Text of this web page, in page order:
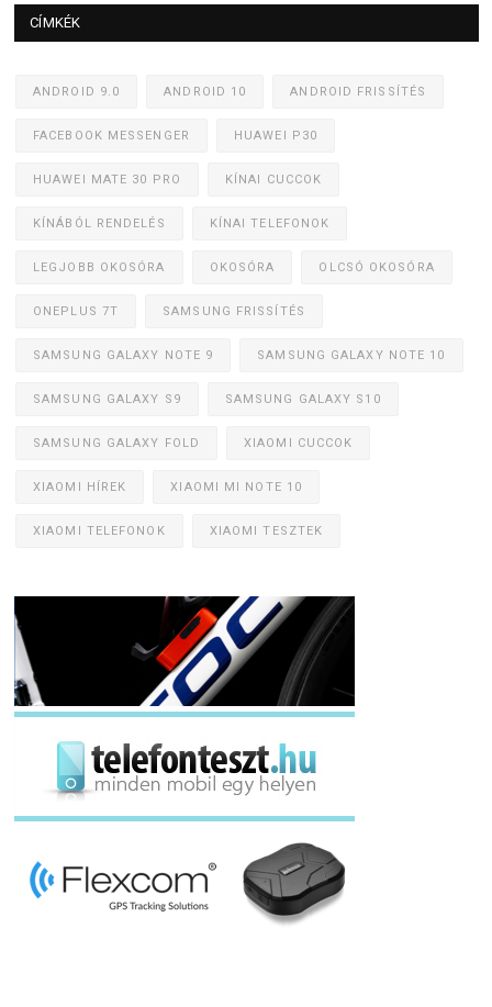
CÍMKÉK
ANDROID 9.0 ANDROID 10 ANDROID FRISSÍTÉS
FACEBOOK MESSENGER HUAWEI P30
HUAWEI MATE 30 PRO KÍNAI CUCCOK
KÍNÁBÓL RENDELÉS KÍNAI TELEFONOK
LEGJOBB OKOSÓRA OKOSÓRA OLCSÓ OKOSÓRA
ONEPLUS 7T SAMSUNG FRISSÍTÉS
SAMSUNG GALAXY NOTE 9 SAMSUNG GALAXY NOTE 10
SAMSUNG GALAXY S9 SAMSUNG GALAXY S10
SAMSUNG GALAXY FOLD XIAOMI CUCCOK
XIAOMI HÍREK XIAOMI MI NOTE 10
XIAOMI TELEFONOK XIAOMI TESZTEK